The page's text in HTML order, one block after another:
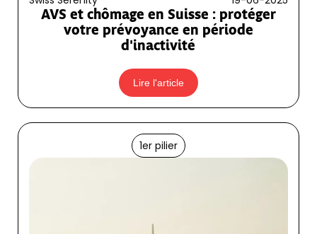
AVS et chômage en Suisse : protéger
votre prévoyance en période
d'inactivité
Lire l'article
1er pilier